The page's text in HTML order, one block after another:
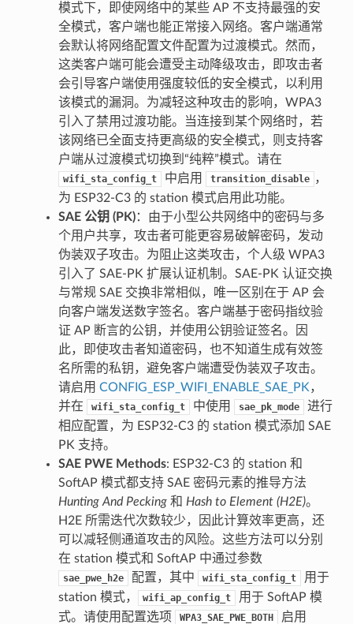
模式下，即使网络中的某些 AP 不支持最强的安
全模式，客户端也能正常接入网络。客户端通常
会默认将网络配置文件配置为过渡模式。然而，
这类客户端可能会遭受主动降级攻击，即攻击者
会引导客户端使用强度较低的安全模式，以利用
该模式的漏洞。为减轻这种攻击的影响，WPA3
引入了禁用过渡功能。当连接到某个网络时，若
该网络已全面支持更高级的安全模式，则支持客
户端从过渡模式切换到“纯粹”模式。请在
wifi_sta_config_t 中启用 transition_disable ，
为 ESP32-C3 的 station 模式启用此功能。
SAE 公钥 (PK)：由于小型公共网络中的密码与多
个用户共享，攻击者可能更容易破解密码，发动
伪装双子攻击。为阻止这类攻击，个人级 WPA3
引入了 SAE-PK 扩展认证机制。SAE-PK 认证交换
与常规 SAE 交换非常相似，唯一区别在于 AP 会
向客户端发送数字签名。客户端基于密码指纹验
证 AP 断言的公钥，并使用公钥验证签名。因
此，即使攻击者知道密码，也不知道生成有效签
名所需的私钥，避免客户端遭受伪装双子攻击。
请启用 CONFIG_ESP_WIFI_ENABLE_SAE_PK，
并在
wifi_sta_config_t 中使用 sae_pk_mode
进行
相应配置，为 ESP32-C3 的 station 模式添加 SAE
PK 支持。
SAE PWE Methods: ESP32-C3 的 station 和
SoftAP 模式都支持 SAE 密码元素的推导方法
Hunting And Pecking和 Hash to Element (H2E)。
H2E 所需迭代次数较少，因此计算效率更高，还
可以减轻侧通道攻击的风险。这些方法可以分别
在 station 模式和 SoftAP 中通过参数
sae_pwe_h2e 配置，其中 wifi_sta_config_t
用于
station 模式，
wifi_ap_config_t
用于 SoftAP 模
式。请使用配置选项
WPA3_SAE_PWE_BOTH
启用